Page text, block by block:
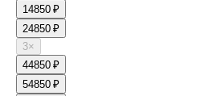
14850 ₽
24850 ₽
3×
44850 ₽
54850 ₽